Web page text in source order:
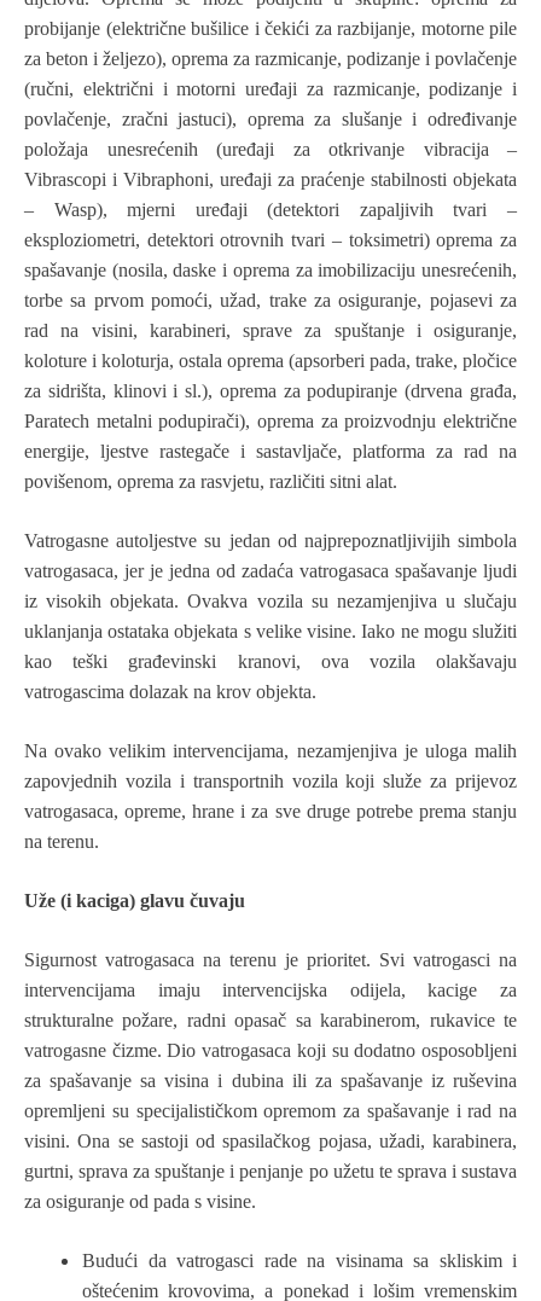
probijanje (električne bušilice i čekići za razbijanje, motorne pile
za beton i željezo), oprema za razmicanje, podizanje i povlačenje
(ručni, električni i motorni uređaji za razmicanje, podizanje i
povlačenje, zračni jastuci), oprema za slušanje i određivanje
položaja unesrećenih (uređaji za otkrivanje vibracija –
Vibrascopi i Vibraphoni, uređaji za praćenje stabilnosti objekata
– Wasp), mjerni uređaji (detektori zapaljivih tvari –
eksploziometri, detektori otrovnih tvari – toksimetri) oprema za
spašavanje (nosila, daske i oprema za imobilizaciju unesrećenih,
torbe sa prvom pomoći, užad, trake za osiguranje, pojasevi za
rad na visini, karabineri, sprave za spuštanje i osiguranje,
koloture i koloturja, ostala oprema (apsorberi pada, trake, pločice
za sidrišta, klinovi i sl.), oprema za podupiranje (drvena građa,
Paratech metalni podupirači), oprema za proizvodnju električne
energije, ljestve rastegače i sastavljače, platforma za rad na
povišenom, oprema za rasvjetu, različiti sitni alat.
Vatrogasne autoljestve su jedan od najprepoznatljivijih simbola
vatrogasaca, jer je jedna od zadaća vatrogasaca spašavanje ljudi
iz visokih objekata. Ovakva vozila su nezamjenjiva u slučaju
uklanjanja ostataka objekata s velike visine. Iako ne mogu služiti
kao teški građevinski kranovi, ova vozila olakšavaju
vatrogascima dolazak na krov objekta.
Na ovako velikim intervencijama, nezamjenjiva je uloga malih
zapovjednih vozila i transportnih vozila koji služe za prijevoz
vatrogasaca, opreme, hrane i za sve druge potrebe prema stanju
na terenu.
Uže (i kaciga) glavu čuvaju
Sigurnost vatrogasaca na terenu je prioritet. Svi vatrogasci na
intervencijama imaju intervencijska odijela, kacige za
strukturalne požare, radni opasač sa karabinerom, rukavice te
vatrogasne čizme. Dio vatrogasaca koji su dodatno osposobljeni
za spašavanje sa visina i dubina ili za spašavanje iz ruševina
opremljeni su specijalističkom opremom za spašavanje i rad na
visini. Ona se sastoji od spasilačkog pojasa, užadi, karabinera,
gurtni, sprava za spuštanje i penjanje po užetu te sprava i sustava
za osiguranje od pada s visine.
Budući da vatrogasci rade na visinama sa skliskim i
oštećenim krovovima, a ponekad i lošim vremenskim